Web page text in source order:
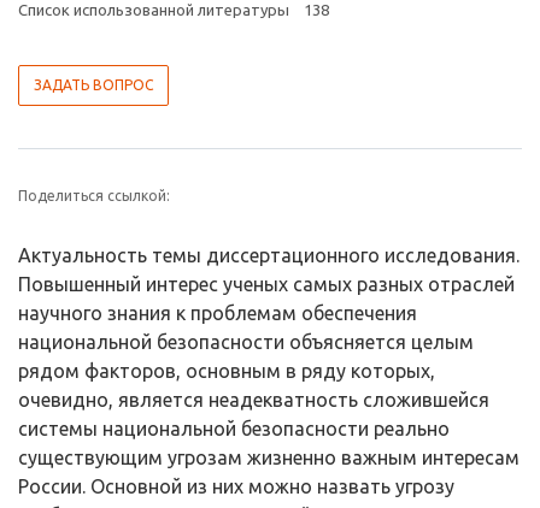
Список использованной литературы 138
ЗАДАТЬ ВОПРОС
Поделиться ссылкой:
Актуальность темы диссертационного исследования.
Повышенный интерес ученых самых разных отраслей
научного знания к проблемам обес­печения
национальной безопасности объясняется целым
рядом факторов, ос­новным в ряду которых,
очевидно, является неадекватность сложившейся
системы национальной безопасности реально
существующим угрозам жиз­ненно важным интересам
России. Основной из них можно назвать угрозу